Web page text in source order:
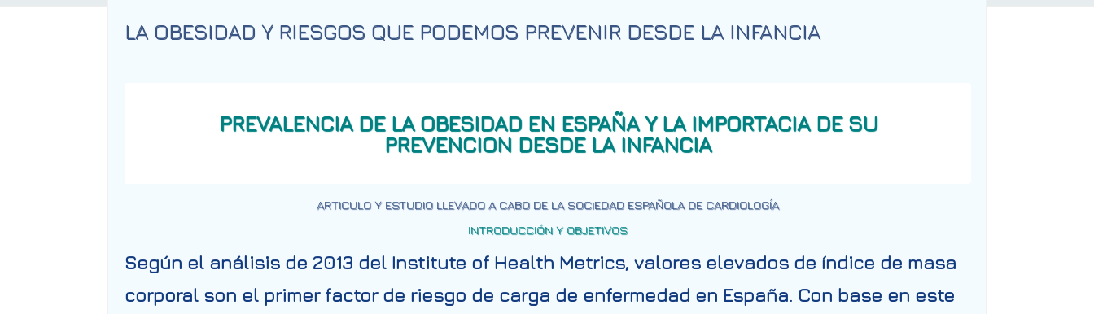
LA OBESIDAD Y RIESGOS QUE PODEMOS PREVENIR DESDE LA INFANCIA
PREVALENCIA DE LA OBESIDAD EN ESPAÑA Y LA IMPORTACIA DE SU
PREVENCION DESDE LA INFANCIA
ARTICULO Y ESTUDIO LLEVADO A CABO DE LA SOCIEDAD ESPAÑOLA DE CARDIOLOGÍA
INTRODUCCIÓN Y OBJETIVOS
Según el análisis de 2013 del Institute of Health Metrics, valores elevados de índice de masa
corporal son el primer factor de riesgo de carga de enfermedad en España. Con base en este